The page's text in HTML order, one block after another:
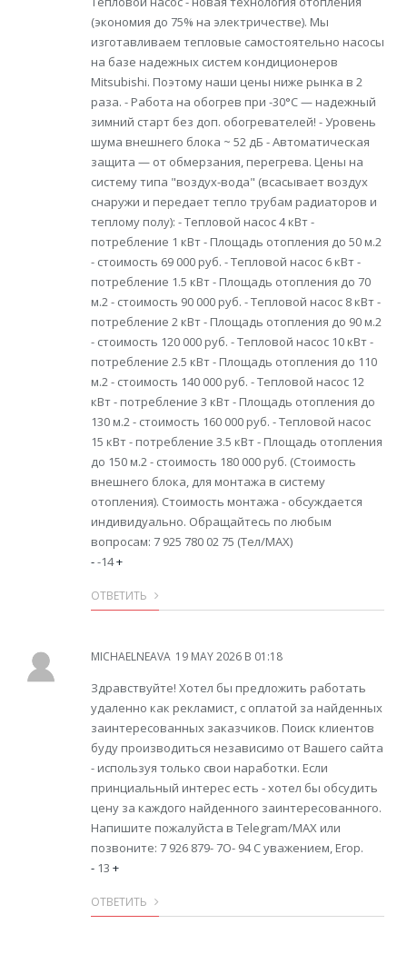
(экономия до 75% на электричестве). Мы
изготавливаем тепловые самостоятельно насосы
на базе надежных систем кондиционеров
Mitsubishi. Поэтому наши цены ниже рынка в 2
раза. - Работа на обогрев при -30°С — надежный
зимний старт без доп. обогревателей! - Уровень
шума внешнего блока ~ 52 дБ - Автоматическая
защита — от обмерзания, перегрева. Цены на
систему типа "воздух-вода" (всасывает воздух
снаружи и передает тепло трубам радиаторов и
теплому полу): - Тепловой насос 4 кВт -
потребление 1 кВт - Площадь отопления до 50 м.2
- стоимость 69 000 руб. - Тепловой насос 6 кВт -
потребление 1.5 кВт - Площадь отопления до 70
м.2 - стоимость 90 000 руб. - Тепловой насос 8 кВт -
потребление 2 кВт - Площадь отопления до 90 м.2
- стоимость 120 000 руб. - Тепловой насос 10 кВт -
потребление 2.5 кВт - Площадь отопления до 110
м.2 - стоимость 140 000 руб. - Тепловой насос 12
кВт - потребление 3 кВт - Площадь отопления до
130 м.2 - стоимость 160 000 руб. - Тепловой насос
15 кВт - потребление 3.5 кВт - Площадь отопления
до 150 м.2 - стоимость 180 000 руб. (Стоимость
внешнего блока, для монтажа в систему
отопления). Стоимость монтажа - обсуждается
индивидуально. Обращайтесь по любым
вопросам: 7 925 780 02 75 (Тел/MAX)
--14+
ОТВЕТИТЬ
MICHAELNEAVA 19 MAY 2026 В 01:18
Здравствуйте! Хотел бы предложить работать
удаленно как рекламист, с оплатой за найденных
заинтересованных заказчиков. Поиск клиентов
буду производиться независимо от Вашего сайта
- используя только свои наработки. Если
принциальный интерес есть - хотел бы обсудить
цену за каждого найденного заинтересованного.
Напишите пожалуйста в Telegram/MAX или
позвоните: 7 926 879- 7O- 94 С уважением, Егор.
- 13 +
ОТВЕТИТЬ